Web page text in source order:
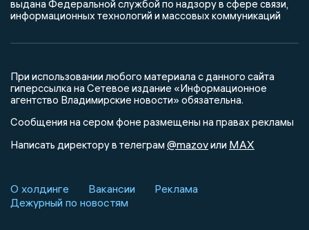
выдана Федеральной службой по надзору в сфере связи,
информационных технологий и массовых коммуникаций
При использовании любого материала с данного сайта
гиперссылка на Сетевое издание «Информационное
агентство Владимирские новости» обязательна.
Сообщения на сером фоне размещены на правах рекламы
Написать директору в телеграм @mazovили MAX
О холдинге Вакансии
Реклама
Дежурный по новостям